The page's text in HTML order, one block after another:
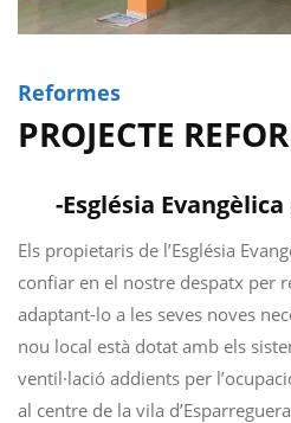
Reformes
PROJECTE
-Església
Els propietaris de l’Església
confiar en el nostre despatx per
adaptant-lo a les seves noves
nou local està dotat amb els
ventil·lació addients per
al centre de la vila